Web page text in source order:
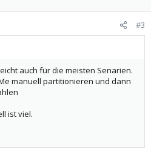
#3
auch für die meisten Senarien.
manuell partitionieren und dann
ist viel.